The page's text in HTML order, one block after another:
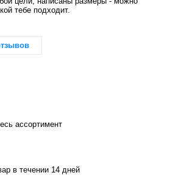
тебе подходит.
ассортимент
в течении 14 дней